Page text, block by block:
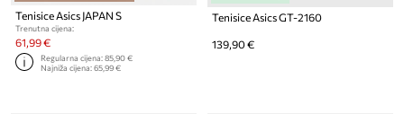
Tenisice Asics JAPAN S
Trenutna cijena:
61,99 €
Regularna cijena:85,90 €
Najniža cijena:65,99 €
Tenisice Asics GT-2160
139,90 €